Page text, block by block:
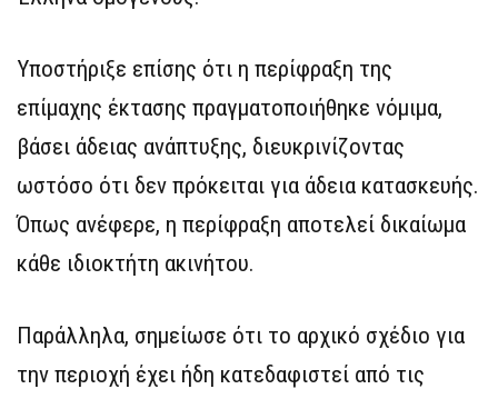
Υποστήριξε επίσης ότι η περίφραξη της
επίμαχης έκτασης πραγματοποιήθηκε νόμιμα,
βάσει άδειας ανάπτυξης, διευκρινίζοντας
ωστόσο ότι δεν πρόκειται για άδεια κατασκευής.
Όπως ανέφερε, η περίφραξη αποτελεί δικαίωμα
κάθε ιδιοκτήτη ακινήτου.
Παράλληλα, σημείωσε ότι το αρχικό σχέδιο για
την περιοχή έχει ήδη κατεδαφιστεί από τις